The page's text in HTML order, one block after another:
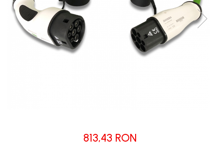
813,43 RON